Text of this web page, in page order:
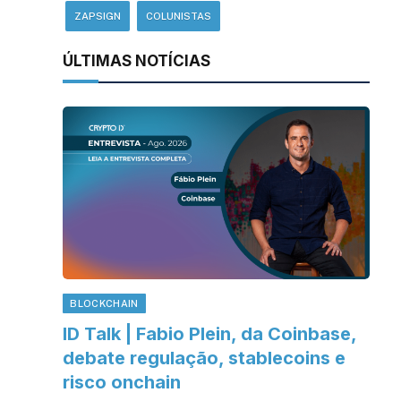
ZAPSIGN COLUNISTAS
ÚLTIMAS NOTÍCIAS
BLOCKCHAIN
ID Talk | Fabio Plein, da Coinbase,
debate regulação, stablecoins e
risco onchain